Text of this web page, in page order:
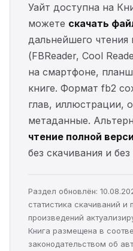
Уайт доступна на
можете скачать
дальнейшего чтения
(FBReader, Cool
на смартфоне,
книге. Формат fb2
глав, иллюстрации,
метаданные.
чтение полной
без скачивания и
Раздел обновлён:
статистика скачиваний и
произведений
Книга размещена в
законодательством об